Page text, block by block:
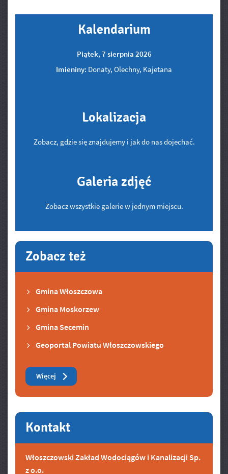
Kalendarium
Piątek, 7 sierpnia 2026
Imieniny: Donaty, Olechny, Kajetana
Lokalizacja
Zobacz, gdzie się znajdujemy i jak do nas dojechać.
Galeria zdjęć
Zobacz wszystkie galerie w jednym miejscu.
Zobacz też
Gmina Włoszczowa
Gmina Moskorzew
Gmina Secemin
Geoportal Powiatu Włoszczowskiego
Więcej Zobacz też
Kontakt
Włoszczowski Zakład Wodociągów i Kanalizacji Sp.
z o.o.